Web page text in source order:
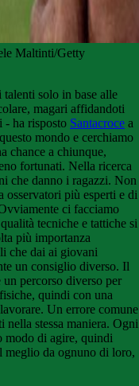
Maltinti/Getty
solo in base alle
magari affidandoti
- ha risposto Santacroce a
mondo e cerchiamo
chance a chiunque,
fortunati. Nella ricerca
che danno i ragazzi. Non
osservatori più esperti e di
ci facciamo
tecniche e tattiche si
più importanza
che dai ai giovani
un consiglio diverso. Il
percorso diverso per
quindi con una
Un errore comune
stessa maniera. Ogni
modo di agire, quindi
meglio da ognuno di loro,